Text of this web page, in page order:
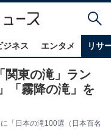
ジネス エンタメ リサ
関東の滝」ラン
「霧降の滝」を
「日本の滝100選（日本百名